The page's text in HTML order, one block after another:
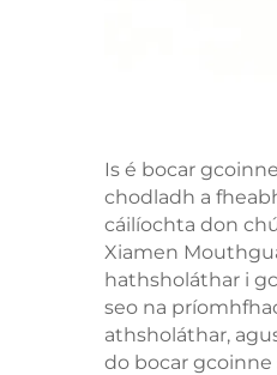
Is é bocar
chodladh a
cáilíochta don
Xiamen
hathsholáthar i
seo na
athsholáthar,
do bocar gcoinne